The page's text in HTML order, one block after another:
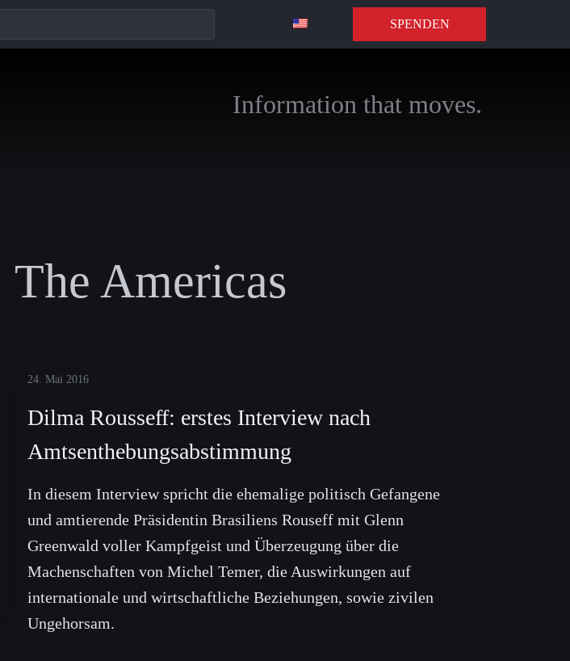
SPENDEN
Information that moves.
The Americas
24. Mai 2016
Dilma Rousseff: erstes Interview nach
Amtsenthebungsabstimmung
In diesem Interview spricht die ehemalige politisch Gefangene
und amtierende Präsidentin Brasiliens Rouseff mit Glenn
Greenwald voller Kampfgeist und Überzeugung über die
Machenschaften von Michel Temer, die Auswirkungen auf
internationale und wirtschaftliche Beziehungen, sowie zivilen
Ungehorsam.